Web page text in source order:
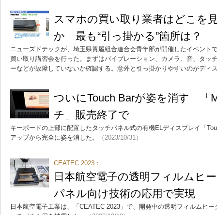
スマホの買い取り業者はどこを
か 最も“引っ掛かる”箇所は？
ニューズドテックが、埼玉県質屋組合連合会青年部が開催したイベント
買い取り講習会を行った。まずはバイブレーション、カメラ、音、タッ
ーなどが故障していないか確認する。意外と引っ掛かりやすいのがディ
ついにTouch Barが姿を消す 「
チ」販売終了で
キーボードの上部に配置したタッチパネル式の有機ELディスプレイ「
アップから完全に姿を消した。
（2023/10/31）
CEATEC 2023：
日本航空電子の透明フィルムヒ
パネル向け技術の応用で実現
日本航空電子工業は、「CEATEC 2023」で、開発中の透明フィルムヒ